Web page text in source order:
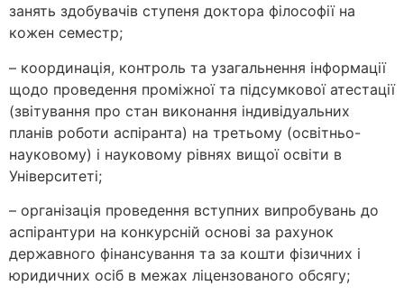
занять здобувачів ступеня доктора філософії на
кожен семестр;
– координація, контроль та узагальнення інформації
щодо проведення проміжної та підсумкової атестації
(звітування про стан виконання індивідуальних
планів роботи аспіранта) на третьому (освітньо-
науковому) і науковому рівнях вищої освіти в
Університеті;
– організація проведення вступних випробувань до
аспірантури на конкурсній основі за рахунок
державного фінансування та за кошти фізичних і
юридичних осіб в межах ліцензованого обсягу;